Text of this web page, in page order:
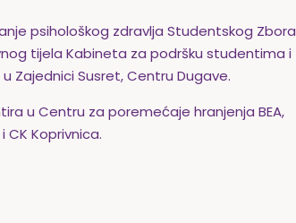
psihološkog zdravlja Studentskog Zbora
tijela Kabineta za podršku studentima i
Zajednici Susret, Centru Dugave.
u Centru za poremećaje hranjenja BEA,
CK Koprivnica.